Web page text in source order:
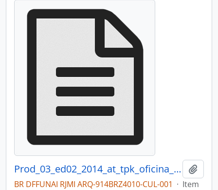
Prod_03_ed02_2014_at_tpk_oficina_qualificacao
BR DFFUNAI RJMI ARQ-914BRZ4010-CUL-001 · Item